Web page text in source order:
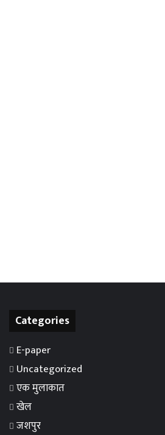
Categories
E-paper
Uncategorized
एक मुलाकात
खेल
जशपुर